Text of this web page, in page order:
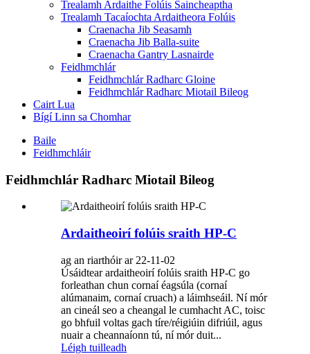
Trealamh Ardaithe Folúis Saincheaptha
Trealamh Tacaíochta Ardaitheora Folúis
Craenacha Jib Seasamh
Craenacha Jib Balla-suite
Craenacha Gantry Lasnairde
Feidhmchlár
Feidhmchlár Radharc Gloine
Feidhmchlár Radharc Miotail Bileog
Cairt Lua
Bígí Linn sa Chomhar
Baile
Feidhmchláir
Feidhmchlár Radharc Miotail Bileog
Ardaitheoirí folúis sraith HP-C
ag an riarthóir ar 22-11-02
Úsáidtear ardaitheoirí folúis sraith HP-C go
forleathan chun cornaí éagsúla (cornaí
alúmanaim, cornaí cruach) a láimhseáil. Ní mór
an cineál seo a cheangal le cumhacht AC, toisc
go bhfuil voltas gach tíre/réigiúin difriúil, agus
nuair a cheannaíonn tú, ní mór duit...
Léigh tuilleadh